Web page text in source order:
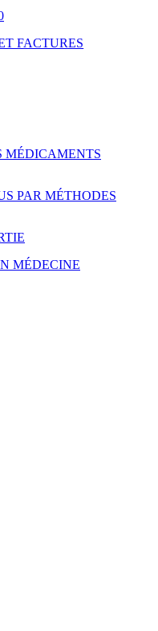
FACTURES
MÉDICAMENTS
PAR MÉTHODES
MÉDECINE